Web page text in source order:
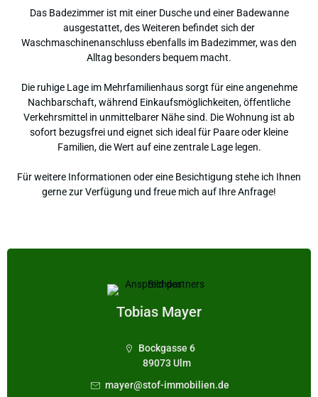
Das Badezimmer ist mit einer Dusche und einer Badewanne
ausgestattet, des Weiteren befindet sich der
Waschmaschinenanschluss ebenfalls im Badezimmer, was den
Alltag besonders bequem macht.
Die ruhige Lage im Mehrfamilienhaus sorgt für eine angenehme
Nachbarschaft, während Einkaufsmöglichkeiten, öffentliche
Verkehrsmittel in unmittelbarer Nähe sind. Die Wohnung ist ab
sofort bezugsfrei und eignet sich ideal für Paare oder kleine
Familien, die Wert auf eine zentrale Lage legen.
Für weitere Informationen oder eine Besichtigung stehe ich Ihnen
gerne zur Verfügung und freue mich auf Ihre Anfrage!
Tobias Mayer
Bockgasse 6
89073 Ulm
mayer@stof-immobilien.de